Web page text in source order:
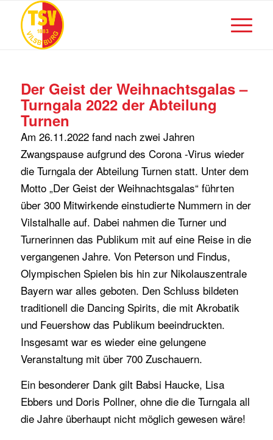
Der Geist der Weihnachtsgalas –
Turngala 2022 der Abteilung
Turnen
Am 26.11.2022 fand nach zwei Jahren
Zwangspause aufgrund des Corona -Virus wieder
die Turngala der Abteilung Turnen statt. Unter dem
Motto „Der Geist der Weihnachtsgalas“ führten
über 300 Mitwirkende einstudierte Nummern in der
Vilstalhalle auf. Dabei nahmen die Turner und
Turnerinnen das Publikum mit auf eine Reise in die
vergangenen Jahre. Von Peterson und Findus,
Olympischen Spielen bis hin zur Nikolauszentrale
Bayern war alles geboten. Den Schluss bildeten
traditionell die Dancing Spirits, die mit Akrobatik
und Feuershow das Publikum beeindruckten.
Insgesamt war es wieder eine gelungene
Veranstaltung mit über 700 Zuschauern.
Ein besonderer Dank gilt Babsi Haucke, Lisa
Ebbers und Doris Pollner, ohne die die Turngala all
die Jahre überhaupt nicht möglich gewesen wäre!